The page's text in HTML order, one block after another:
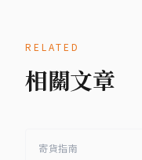
RELATED
相關文章
寄貨指南